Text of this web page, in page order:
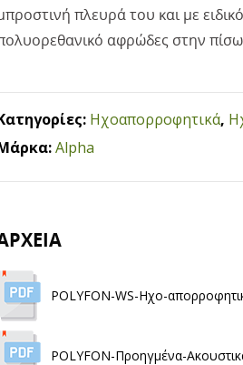
πλευρά του και με
αφρώδες στην
Ηχοαπορροφητικά,
Alpha
POLYFON-WS-Ηχο-
POLYFON-Προηγμένα-